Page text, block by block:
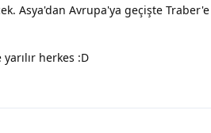
Asya'dan Avrupa'ya geçişte
herkes :D